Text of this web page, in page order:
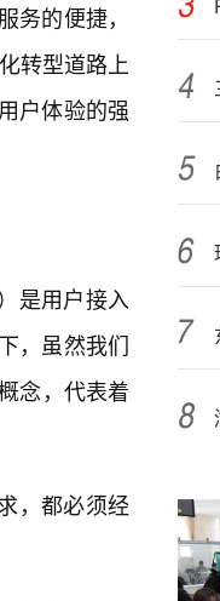
的便捷，
转型道路上
户体验的强
是用户接入
，虽然我们
念，代表着
，都必须经